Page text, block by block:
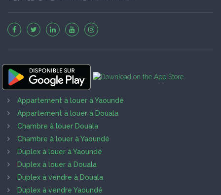
Appartement à louer à Yaoundé
Appartement à louer à Douala
Chambre à louer Douala
Chambre à louer à Yaoundé
Duplex à louer à Yaoundé
Duplex à louer à Douala
Duplex à vendre à Douala
Duplex à vendre Yaoundé